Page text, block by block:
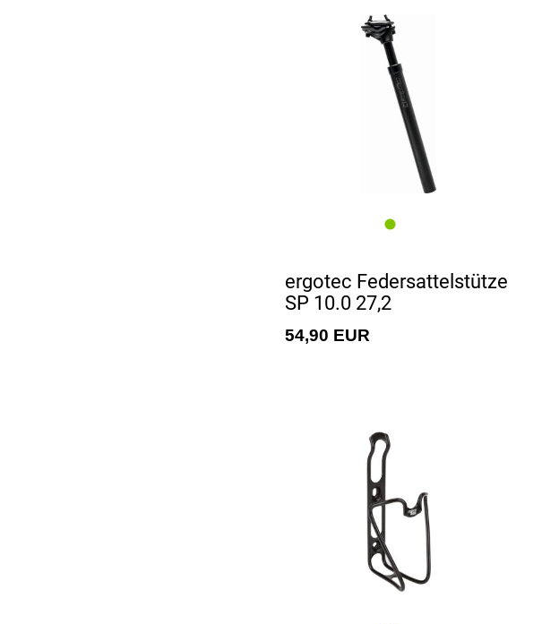
ergotec Federsattelstütze
SP 10.0 27,2
54,90 EUR